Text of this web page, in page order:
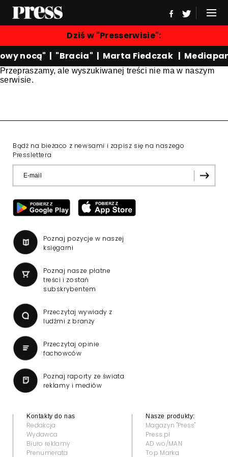
Dziś w "Presserwisie":
nocą" | "Bracia" | Marta Fiedczak |
Przepraszamy, ale wyszukiwanej treści nie ma w naszym
serwisie.
Bądź na bieżaco z newsami i zapisz się na naszego
Presslettera
Poznaj pozycje w naszej
księgarni
Poznaj nasze płatne
treści i zostań
subskrybentem
Przeczytaj wywiady z
ludźmi z branży
Przeczytaj opinie
fachowców
Poznaj raporty ze świata
reklamy i mediów
Kontakty do nas
Redakcja
Wydawca
Biuro reklamy
Prenumerata
Nasze produkty:
Magazyn "Press"
Press.pl
AD wo/MAN
Top Marka